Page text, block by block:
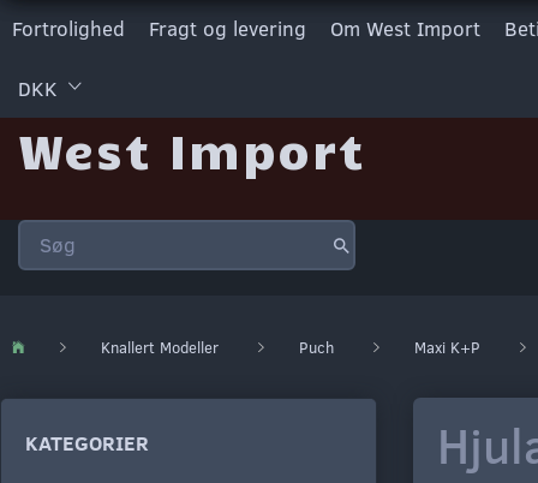
Fortrolighed Fragt og levering Om West Import
DKK
West Import
Knallert Modeller Puch Maxi K+P
KATEGORIER